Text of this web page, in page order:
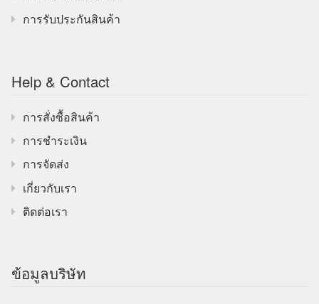
การรับประกันสินค้า
Help & Contact
การสั่งซื้อสินค้า
การชำระเงิน
การจัดส่ง
เกี่ยวกับเรา
ติดต่อเรา
ข้อมูลบริษัท